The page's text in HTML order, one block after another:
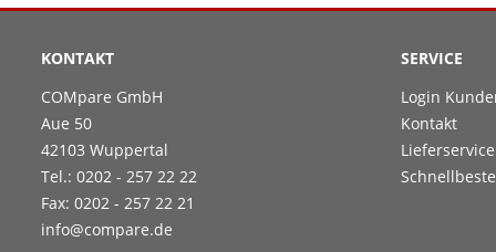
KONTAKT
COMpare GmbH
Aue 50
42103 Wuppertal
Tel.: 0202 - 257 22 22
Fax: 0202 - 257 22 21
info@compare.de
SERVICE
Login
Kontakt
Lieferservice